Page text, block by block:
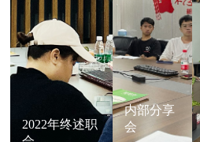
2022年终述职
内部分享
会